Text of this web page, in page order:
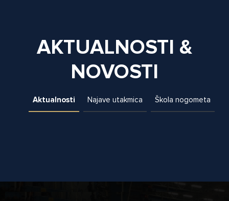
AKTUALNOSTI &
NOVOSTI
Aktualnosti Najave utakmica Škola nogometa